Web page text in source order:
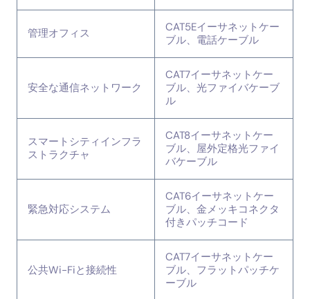
管理オフィス
CAT5Eイーサネットケー
ブル、電話ケーブル
安全な通信ネットワーク
CAT7イーサネットケー
ブル、光ファイバケーブ
ル
スマートシティインフラ
ストラクチャ
CAT8イーサネットケー
ブル、屋外定格光ファイ
バケーブル
緊急対応システム
CAT6イーサネットケー
ブル、金メッキコネクタ
付きパッチコード
公共Wi-Fiと接続性
CAT7イーサネットケー
ブル、フラットパッチケ
ーブル